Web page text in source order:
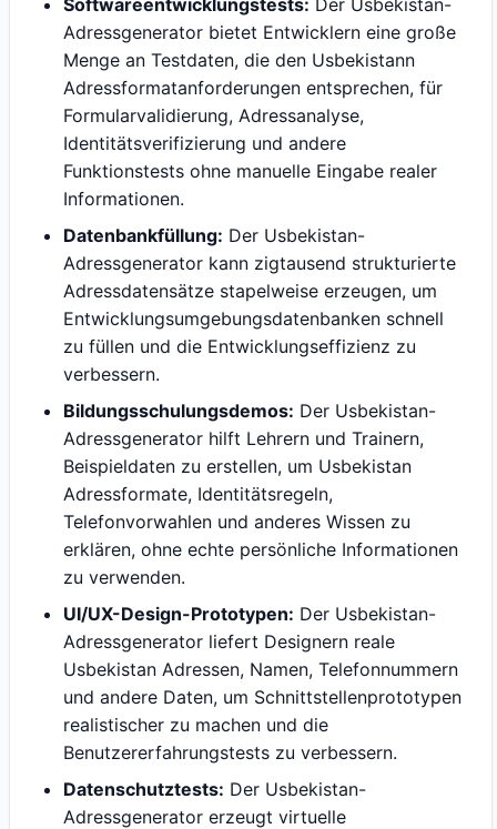
Softwareentwicklungstests: Der Usbekistan-
Adressgenerator bietet Entwicklern eine große
Menge an Testdaten, die den Usbekistann
Adressformatanforderungen entsprechen, für
Formularvalidierung, Adressanalyse,
Identitätsverifizierung und andere
Funktionstests ohne manuelle Eingabe realer
Informationen.
Datenbankfüllung: Der Usbekistan-
Adressgenerator kann zigtausend strukturierte
Adressdatensätze stapelweise erzeugen, um
Entwicklungsumgebungsdatenbanken schnell
zu füllen und die Entwicklungseffizienz zu
verbessern.
Bildungsschulungsdemos: Der Usbekistan-
Adressgenerator hilft Lehrern und Trainern,
Beispieldaten zu erstellen, um Usbekistan
Adressformate, Identitätsregeln,
Telefonvorwahlen und anderes Wissen zu
erklären, ohne echte persönliche Informationen
zu verwenden.
UI/UX-Design-Prototypen: Der Usbekistan-
Adressgenerator liefert Designern reale
Usbekistan Adressen, Namen, Telefonnummern
und andere Daten, um Schnittstellenprototypen
realistischer zu machen und die
Benutzererfahrungstests zu verbessern.
Datenschutztests: Der Usbekistan-
Adressgenerator erzeugt virtuelle